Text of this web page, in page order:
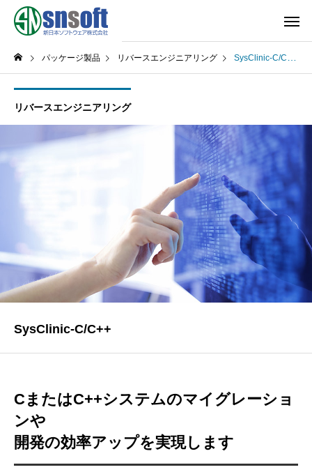
パッケージ製品 リバースエンジニアリング SysClinic-C/C++
リバースエンジニアリング
SysClinic-C/C++
CまたはC++システムのマイグレーショ
ンや
開発の効率アップを実現します